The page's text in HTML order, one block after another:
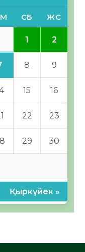
СБ ЖС
1 2
8 9
15 16
22 23
29 30
Қыркүйек »